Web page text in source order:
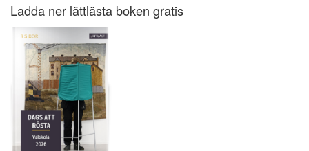
Ladda ner lättlästa boken gratis